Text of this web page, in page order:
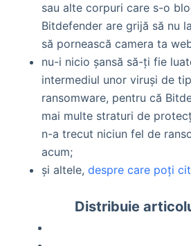
sau alte corpuri care s-o
Bitdefender are grijă să nu
să pornească camera ta
nu-i nicio șansă să-ți fie
intermediul unor viruși de tip
ransomware, pentru că
mai multe straturi de
n-a trecut niciun fel de
acum;
și altele, despre care poți
Distribuie